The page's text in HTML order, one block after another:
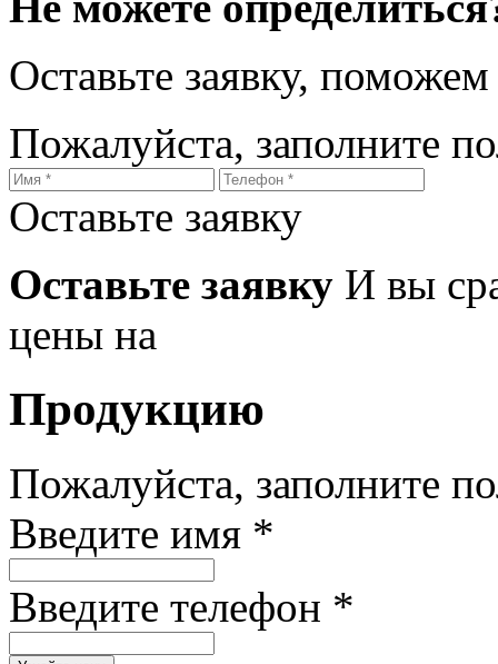
Оставьте заявку,
Пожалуйста, заполните
Оставьте заявку
Оставьте заявку И вы
цены на
Продукцию
Пожалуйста, заполните
Введите имя *
Введите телефон *